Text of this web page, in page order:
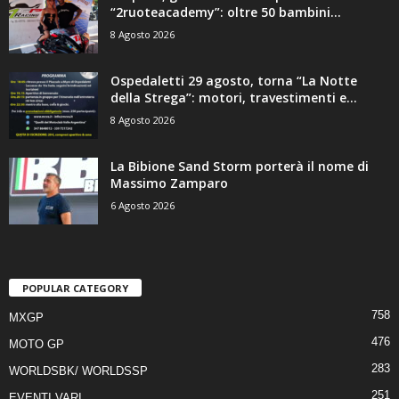
“2ruoteacademy”: oltre 50 bambini...
8 Agosto 2026
Ospedaletti 29 agosto, torna “La Notte
della Strega”: motori, travestimenti e...
8 Agosto 2026
La Bibione Sand Storm porterà il nome di
Massimo Zamparo
6 Agosto 2026
POPULAR CATEGORY
MXGP 758
MOTO GP 476
WORLDSBK/ WORLDSSP 283
251